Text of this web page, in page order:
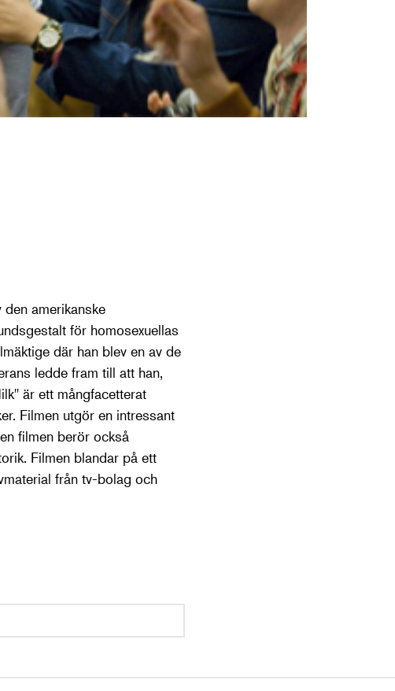
amerikanske
för homosexuellas
där han blev en av de
ledde fram till att han,
är ett mångfacetterat
Filmen utgör en intressant
filmen berör också
Filmen blandar på ett
från tv-bolag och